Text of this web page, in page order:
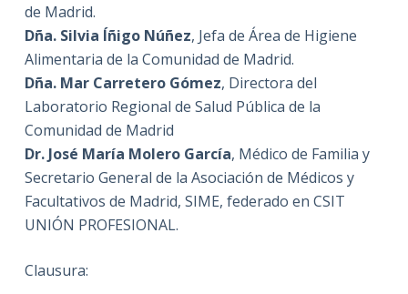
de Madrid.
Dña. Silvia Íñigo Núñez, Jefa de Área de Higiene
Alimentaria de la Comunidad de Madrid.
Dña. Mar Carretero Gómez, Directora del
Laboratorio Regional de Salud Pública de la
Comunidad de Madrid
Dr. José María Molero García, Médico de Familia y
Secretario General de la Asociación de Médicos y
Facultativos de Madrid, SIME, federado en CSIT
UNIÓN PROFESIONAL.
Clausura: